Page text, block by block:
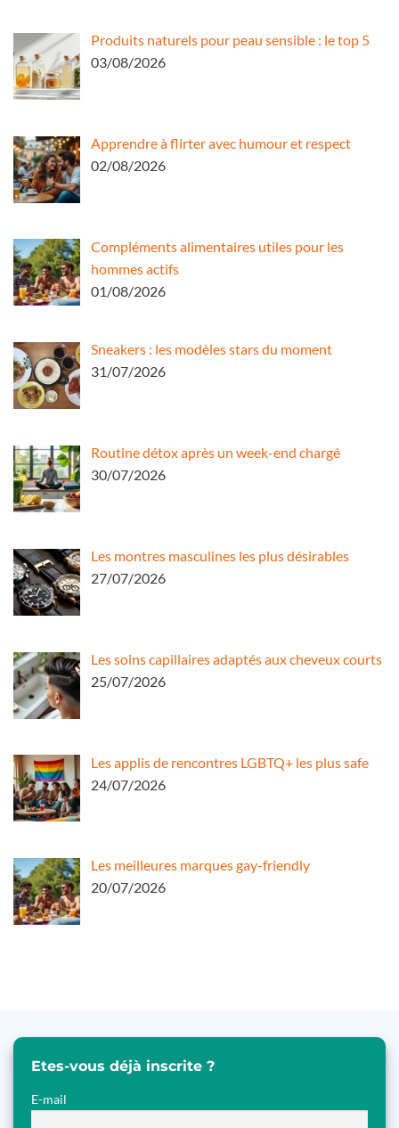
Produits naturels pour peau sensible : le top 5
03/08/2026
Apprendre à flirter avec humour et respect
02/08/2026
Compléments alimentaires utiles pour les
hommes actifs
01/08/2026
Sneakers : les modèles stars du moment
31/07/2026
Routine détox après un week-end chargé
30/07/2026
Les montres masculines les plus désirables
27/07/2026
Les soins capillaires adaptés aux cheveux courts
25/07/2026
Les applis de rencontres LGBTQ+ les plus safe
24/07/2026
Les meilleures marques gay-friendly
20/07/2026
Etes-vous déjà inscrite ?
E-mail